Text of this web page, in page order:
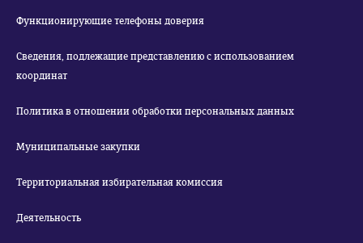
Функционирующие телефоны доверия
Сведения, подлежащие представлению с использованием
координат
Политика в отношении обработки персональных данных
Муниципальные закупки
Территориальная избирательная комиссия
Деятельность